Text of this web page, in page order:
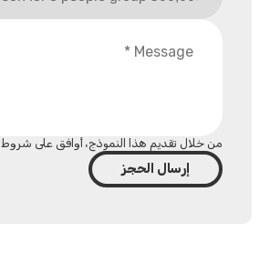
من خلال تقديم هذا النموذج، أوافق على شروط Georgia.to
إرسال الحجز